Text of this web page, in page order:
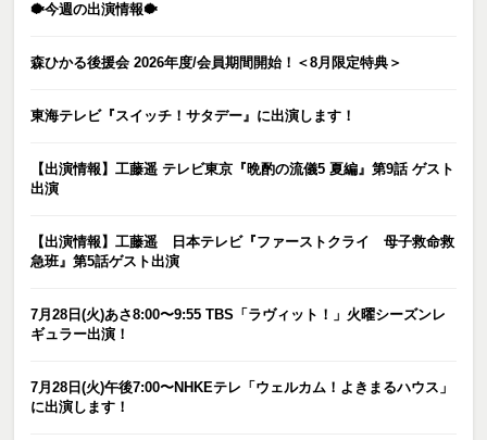
🐡今週の出演情報🐡
森ひかる後援会 2026年度/会員期間開始！＜8月限定特典＞
東海テレビ『スイッチ！サタデー』に出演します！
【出演情報】工藤遥 テレビ東京『晩酌の流儀5 夏編』第9話 ゲスト
出演
【出演情報】工藤遥 日本テレビ『ファーストクライ 母子救命救
急班』第5話ゲスト出演
7月28日(火)あさ8:00〜9:55 TBS「ラヴィット！」火曜シーズンレ
ギュラー出演！
7月28日(火)午後7:00〜NHKEテレ「ウェルカム！よきまるハウス」
に出演します！